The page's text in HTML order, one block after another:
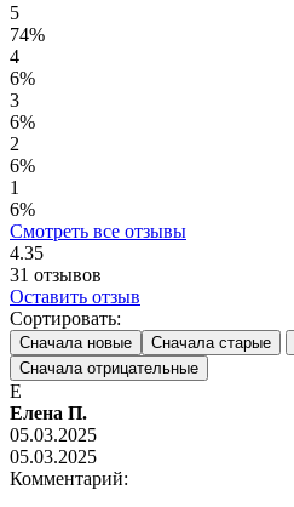
5
74%
4
6%
3
6%
2
6%
1
6%
Смотреть все отзывы
4.35
31 отзывов
Оставить отзыв
Сортировать:
Сначала новые Сначала старые
Сначала отрицательные
Е
Елена П.
05.03.2025
05.03.2025
Комментарий: